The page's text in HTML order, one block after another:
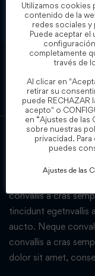
Trust &
How to
How to Edit Your
convallis a cras
tincidunt egetnvallis
aucto. Neque
convallis a cras
dolor sit amet,
Utilizamos cookies
contenido de la
redes sociales y
Puede aceptar el
completamente
través de
Al clicar en
retirar su
puede
acepto" o
en “Ajustes de las
sobre nuestras
privacidad.
puedes
Ajustes de las